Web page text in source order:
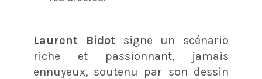
Laurent Bidot signe un scénario
riche et passionnant, jamais
ennuyeux, soutenu par son dessin